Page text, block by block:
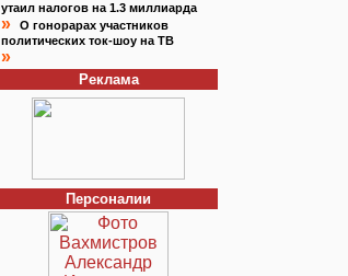
утаил налогов на 1.3 миллиарда
»
О гонорарах участников
политических ток-шоу на ТВ
»
Реклама
Персоналии